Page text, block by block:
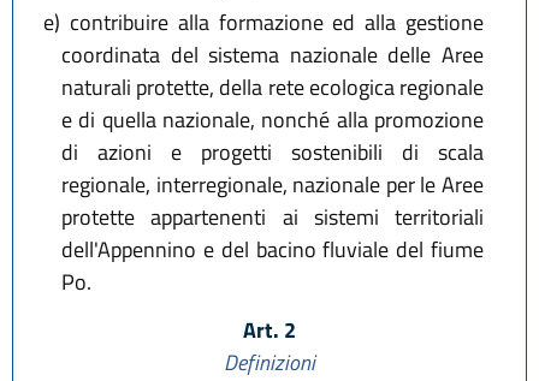
e) contribuire alla formazione ed alla gestione
coordinata del sistema nazionale delle Aree
naturali protette, della rete ecologica regionale
e di quella nazionale, nonché alla promozione
di azioni e progetti sostenibili di scala
regionale, interregionale, nazionale per le Aree
protette appartenenti ai sistemi territoriali
dell'Appennino e del bacino fluviale del fiume
Po.
Art. 2
Definizioni